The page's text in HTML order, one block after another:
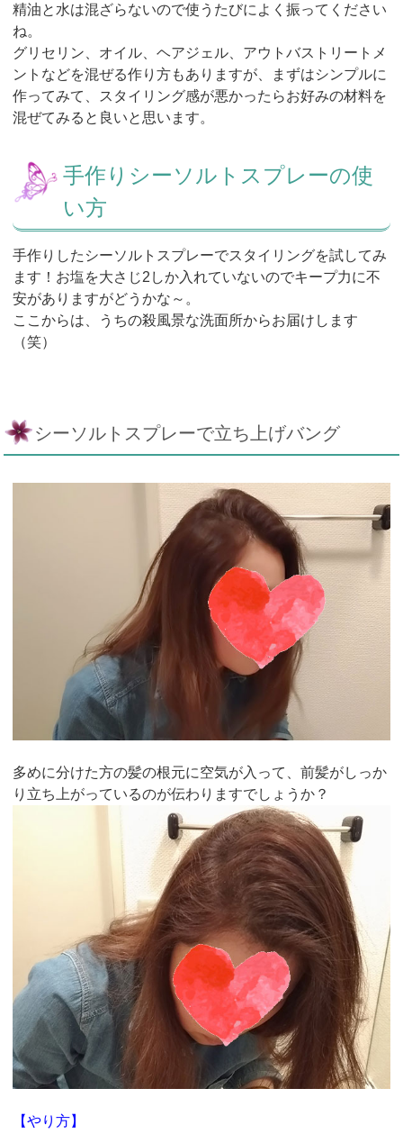
精油と水は混ざらないので使うたびによく振ってください
ね。
グリセリン、オイル、ヘアジェル、アウトバストリートメ
ントなどを混ぜる作り方もありますが、まずはシンプルに
作ってみて、スタイリング感が悪かったらお好みの材料を
混ぜてみると良いと思います。
手作りシーソルトスプレーの使
い方
手作りしたシーソルトスプレーでスタイリングを試してみ
ます！お塩を大さじ2しか入れていないのでキープ力に不
安がありますがどうかな～。
ここからは、うちの殺風景な洗面所からお届けします
（笑）
シーソルトスプレーで立ち上げバング
多めに分けた方の髪の根元に空気が入って、前髪がしっか
り立ち上がっているのが伝わりますでしょうか？
【やり方】